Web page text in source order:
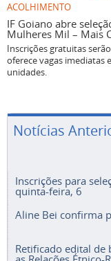
ACOLHIMENTO
IF Goiano abre
Mulheres Mil – Mais
Inscrições gratuitas
oferece vagas imediatas
unidades.
Notícias
Inscrições para
quinta-feira, 6
Aline Bei confirma
Retificado edital de